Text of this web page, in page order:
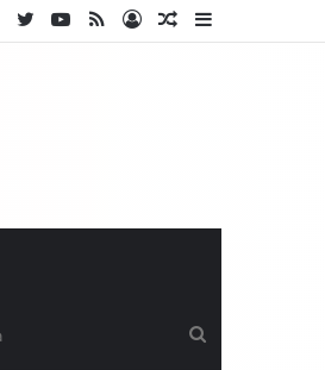
Articolo
Log
RSS
YouTube
Twitter
Facebook